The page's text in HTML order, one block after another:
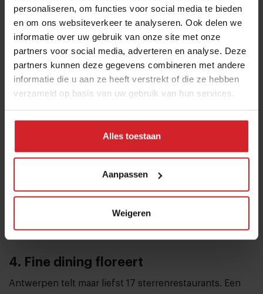
personaliseren, om functies voor social media te bieden
en om ons websiteverkeer te analyseren. Ook delen we
informatie over uw gebruik van onze site met onze
partners voor social media, adverteren en analyse. Deze
partners kunnen deze gegevens combineren met andere
informatie die u aan ze heeft verstrekt of die ze hebben
verzameld op basis van uw gebruik van hun services.
Alles toestaan
Aanpassen
Weigeren
bistrobarCantine, geopend in juni 2023, waar alle
gerechten afkomstig zijn uit landen die grenzen aan de
Middellandse zee. Denk aan gefrituurde artisjokken,
een populair gerecht in Griekenland, Turkse dips met
flatbread of Italiaansepasta to share
Cantine
4. Fine dining floreert
Antwerpen telt maar liefst 17 sterrenrestaurants. Een